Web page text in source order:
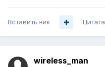
Вставить ник Цитата
wireless_man